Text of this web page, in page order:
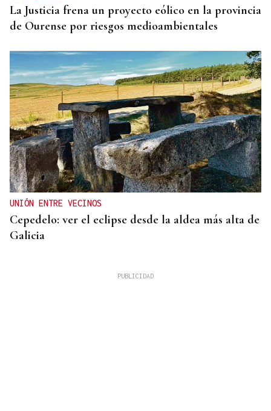
La Justicia frena un proyecto eólico en la provincia
de Ourense por riesgos medioambientales
UNIÓN ENTRE VECINOS
Cepedelo: ver el eclipse desde la aldea más alta de
Galicia